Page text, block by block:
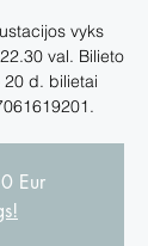
vyks
val. Bilieto
20 d. bilietai
Eur